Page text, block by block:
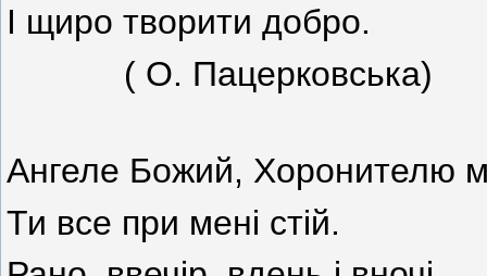
І щиро творити добро.
( О. Пацерковська)
Ангеле Божий, Хоронителю
Ти все при мені стій.